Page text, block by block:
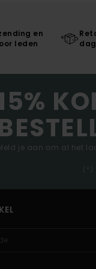
en
leden
je aan om al het